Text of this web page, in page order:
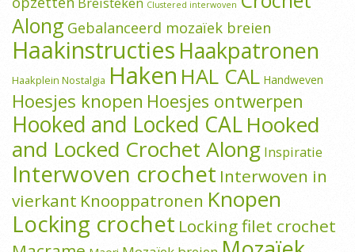
Clustered interwoven
Along Gebalanceerd mozaïek breien
Haakinstructies Haakpatronen
Haakplein Nostalgia Haken HAL CAL Handweven
Hoesjes knopen Hoesjes ontwerpen
Hooked and Locked CALHooked
and Locked Crochet Along Inspiratie
Interwoven crochet Interwoven in
vierkant Knooppatronen Knopen
Locking crochet Locking filet crochet